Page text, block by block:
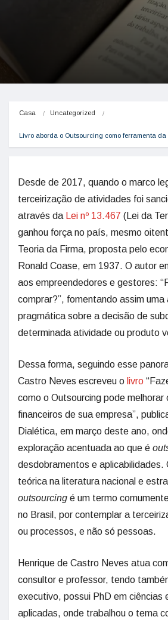
Casa Uncategorized
Livro aborda o Outsourcing como ferramenta da
Desde de 2017, quando o marco
terceirização de atividades foi
através da
Lei nº 13.467 (Lei da
ganhou força no país, mesmo
Teoria da Firma, proposta pelo
Ronald Coase, em 1937. O autor
aos empreendedores e gestores:
comprar?”, fomentando assim uma
pragmática sobre a decisão de
determinada atividade ou produto
Dessa forma, seguindo esse
Castro Neves escreveu o livro
como o Outsourcing pode melhorar
financeiros de sua empresa”,
Dialética, em março deste ano,
exploração acentuada ao que é
desdobramentos e aplicabilidades.
teórica na literatura nacional e
outsourcing é um termo
no Brasil, por contemplar a
ou processos, e não só pessoas.
Henrique de Castro Neves atua
consultor e professor, tendo
executivo, possui PhD em ciências
aplicadas, onde trabalhou o tema